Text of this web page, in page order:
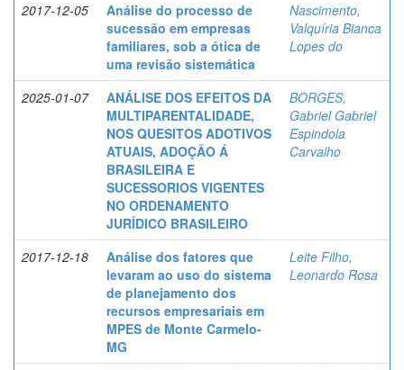
2017-12-05
Análise do processo de
sucessão em empresas
familiares, sob a ótica de
uma revisão sistemática
Nascimento,
Valquíria Bianca
Lopes do
2025-01-07
ANÁLISE DOS EFEITOS DA
MULTIPARENTALIDADE,
NOS QUESITOS ADOTIVOS
ATUAIS, ADOÇÃO Á
BRASILEIRA E
SUCESSORIOS VIGENTES
NO ORDENAMENTO
JURÍDICO BRASILEIRO
BORGES,
Gabriel Gabriel
Espindola
Carvalho
2017-12-18
Análise dos fatores que
levaram ao uso do sistema
de planejamento dos
recursos empresariais em
MPES de Monte Carmelo-
MG
Leite Filho,
Leonardo Rosa